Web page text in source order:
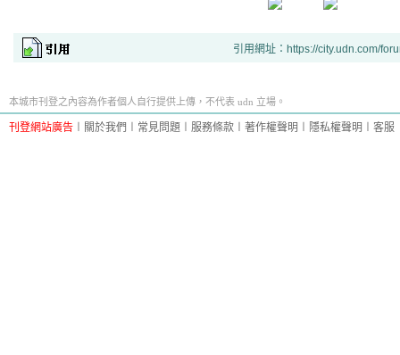
引用網址：https://city.udn.com/
本城市刊登之內容為作者個人自行提供上傳，不代表 udn 立場。
刊登網站廣告 關於我們 常見問題 服務條款 著作權聲明 隱私權聲明 客服